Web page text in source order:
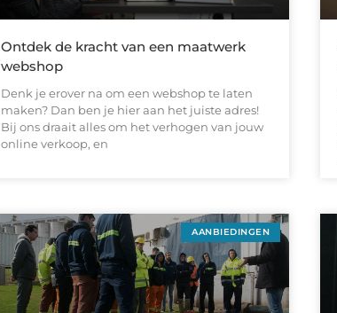
Ontdek de kracht van een maatwerk
webshop
Denk je erover na om een webshop te laten
maken? Dan ben je hier aan het juiste adres!
Bij ons draait alles om het verhogen van jouw
online verkoop, en
AANBIEDINGEN